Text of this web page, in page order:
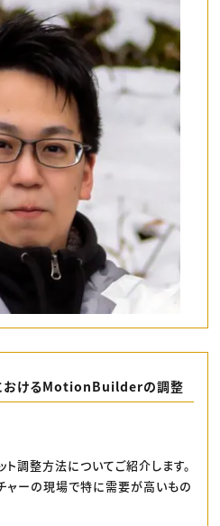
おけるMotionBuilderの調整
整方法についてご紹介します。
ャーの現場で特に需要が高いもの